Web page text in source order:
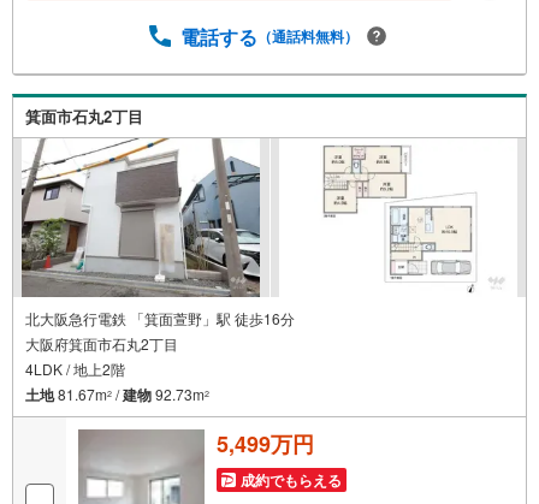
気自動車にも対応！■お部屋の至る所に窓あり！光が入る住
す。ご利用ください。■キッズスペースもございます。小さ
なお子様がいらっしゃるご家庭もお気軽にご来場くださ
い！【営業日】定休日はございません。火曜日・水曜日も
営業しております。
電話する （通話料無料）
箕面市石丸2丁目
北大阪急行電鉄 「箕面萱野」駅 徒歩16分
大阪府箕面市石丸2丁目
4LDK / 地上2階
土地81.67m2 /建物92.73m2
5,499万円
成約でもらえる